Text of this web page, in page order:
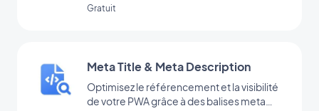
Gratuit
Meta Title & Meta Description
Optimisez le référencement et la visibilité
de votre PWA grâce à des balises meta